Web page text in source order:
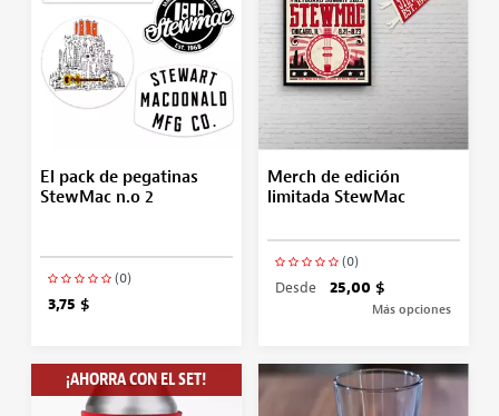
El pack de pegatinas
StewMac n.o 2
(0)
3,75 $
Merch de edición
limitada StewMac
(0)
Desde 25,00 $
Más opciones
¡AHORRA CON EL SET!